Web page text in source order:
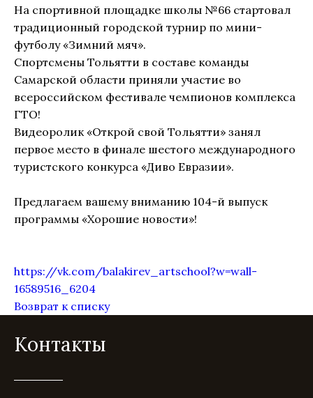
На спортивной площадке школы №66 стартовал
традиционный городской турнир по мини-
футболу «Зимний мяч».
Спортсмены Тольятти в составе команды
Самарской области приняли участие во
всероссийском фестивале чемпионов комплекса
ГТО!
Видеоролик «Открой свой Тольятти» занял
первое место в финале шестого международного
туристского конкурса «Диво Евразии».
Предлагаем вашему вниманию 104-й выпуск
программы «Хорошие новости»!
https://vk.com/balakirev_artschool?w=wall-
16589516_6204
Возврат к списку
Контакты